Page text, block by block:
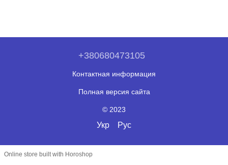
+380680473105
Контактная информация
Полная версия сайта
© 2023
Укр Рус
Online store built with Horoshop